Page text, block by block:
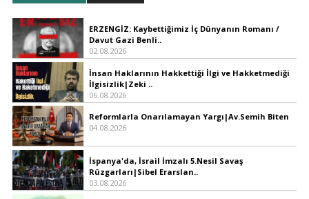
ERZENGİZ: Kaybettiğimiz İç Dünyanın Romanı /
Davut Gazi Benli..
02.08.2026
İnsan Haklarının Hakkettiği İlgi ve Hakketmediği
İlgisizlik|Zeki ..
06.08.2026
Reformlarla Onarılamayan Yargı|Av.Semih Biten
04.08.2026
İspanya'da, İsrail İmzalı 5.Nesil Savaş
Rüzgarları|Sibel Erarslan..
03.08.2026